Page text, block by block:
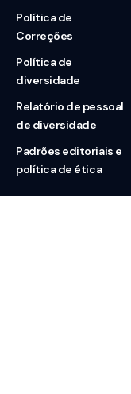
Política de
Correções
Política de
diversidade
Relatório de pessoal
de diversidade
Padrões editoriais e
política de ética